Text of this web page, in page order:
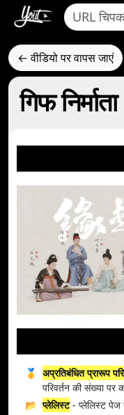
← वीडियो पर वापस जाएं
गिफ निर्माता
🥇 अप्रतिबंधित प्रारूप
परिवर्तन की संख्या पर
📂 प्लेलिस्ट- प्लेलिस्ट पेज